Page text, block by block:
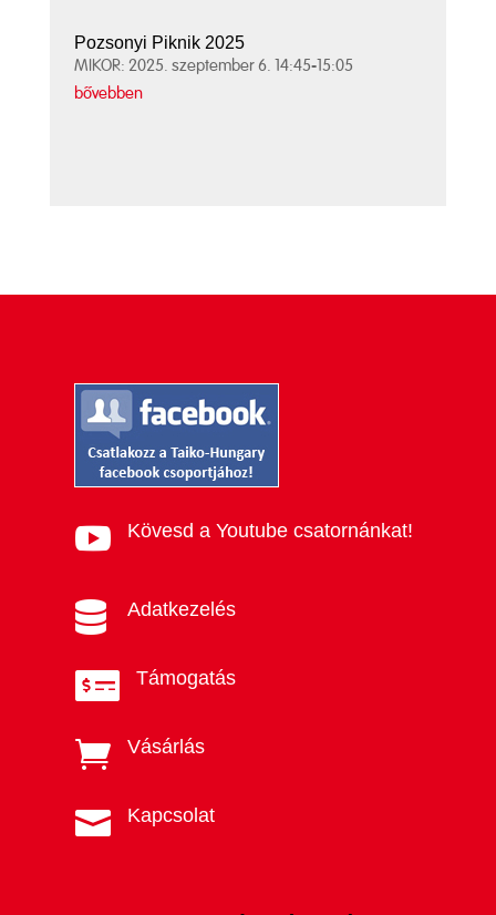
Pozsonyi Piknik 2025
MIKOR: 2025. szeptember 6. 14:45-15:05
bővebben
 Kövesd a Youtube csatornánkat!
 Adatkezelés
 Támogatás
 Vásárlás
 Kapcsolat